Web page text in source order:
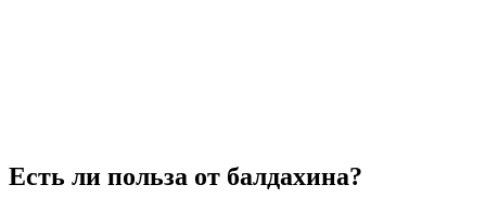
Есть ли польза от балдахина?